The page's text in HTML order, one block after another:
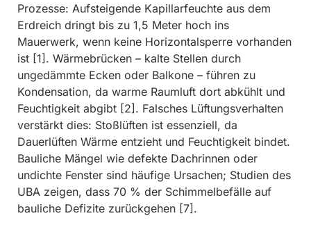
Prozesse: Aufsteigende Kapillarfeuchte aus dem
Erdreich dringt bis zu 1,5 Meter hoch ins
Mauerwerk, wenn keine Horizontalsperre vorhanden
ist [1]. Wärmebrücken – kalte Stellen durch
ungedämmte Ecken oder Balkone – führen zu
Kondensation, da warme Raumluft dort abkühlt und
Feuchtigkeit abgibt [2]. Falsches Lüftungsverhalten
verstärkt dies: Stoßlüften ist essenziell, da
Dauerlüften Wärme entzieht und Feuchtigkeit bindet.
Bauliche Mängel wie defekte Dachrinnen oder
undichte Fenster sind häufige Ursachen; Studien des
UBA zeigen, dass 70 % der Schimmelbefälle auf
bauliche Defizite zurückgehen [7].